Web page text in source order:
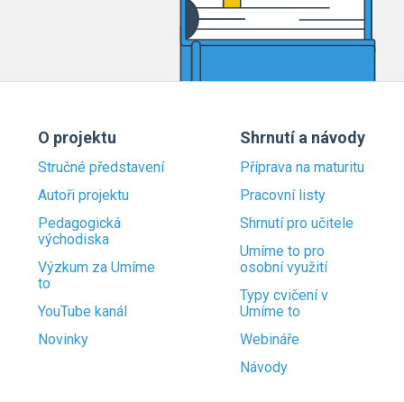
O projektu
Stručné představení
Autoři projektu
Pedagogická
východiska
Výzkum za Umíme
to
YouTube kanál
Novinky
Shrnutí a návody
Příprava na maturitu
Pracovní listy
Shrnutí pro učitele
Umíme to pro
osobní využití
Typy cvičení v
Umíme to
Webináře
Návody